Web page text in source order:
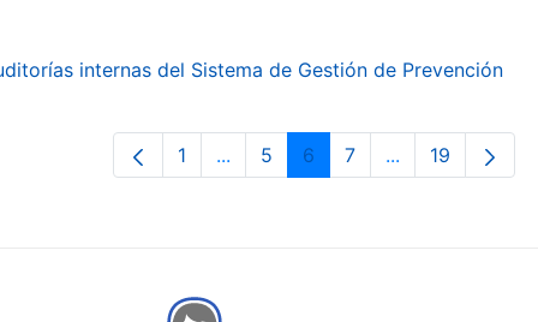
internas del Sistema de Gestión de Prevención
Página
1 ...Páginas intermedias Use TAB
Página
5 Página
6 Página
7 ...PáginasPágina
19